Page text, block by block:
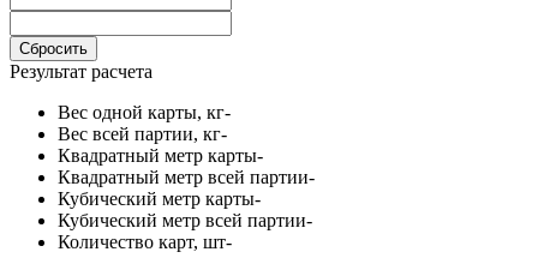
Сбросить
Результат расчета
Вес одной карты, кг-
Вес всей партии, кг-
Квадратный метр карты-
Квадратный метр всей партии-
Кубический метр карты-
Кубический метр всей партии-
Количество карт, шт-